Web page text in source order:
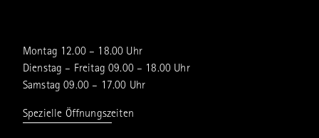
Montag 12.00 – 18.00 Uhr
Dienstag – Freitag 09.00 – 18.00 Uhr
Samstag 09.00 – 17.00 Uhr
Spezielle Öffnungszeiten